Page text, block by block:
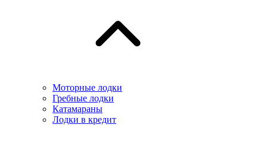
Моторные лодки
Гребные лодки
Катамараны
Лодки в кредит